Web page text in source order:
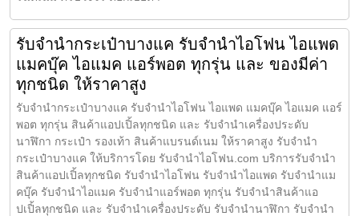
รับจำนำกระเป๋าบางแค รับจำนำไอโฟน ไอแพด
แมคบุ๊ค ไอแมค แอร์พอต ทุกรุ่น และ ของมีค่า
ทุกชนิด ให้ราคาสูง
รับจำนำกระเป๋าบางแค รับจำนำไอโฟน ไอแพด แมคบุ๊ค ไอแมค แอร์
พอต ทุกรุ่น สินค้าแอปเปิ้ลทุกชนิด และ รับจำนำเครื่องประดับ
นาฬิกา กระเป๋า รองเท้า สินค้าแบรนด์เนม ให้ราคาสูง รับจำนำ
กระเป๋าบางแค ให้บริการโดย รับจํานําไอโฟน.com บริการรับจำนำ
สินค้าแอปเปิ้ลทุกชนิด รับจำนำไอโฟน รับจำนำไอแพด รับจำนำแม
คบุ๊ค รับจำนำไอแมค รับจำนำแอร์พอต ทุกรุ่น รับจำนำสินค้าแอ
ปเปิ้ลทุกชนิด และ รับจำนำเครื่องประดับ รับจำนำนาฬิกา รับจำนำ